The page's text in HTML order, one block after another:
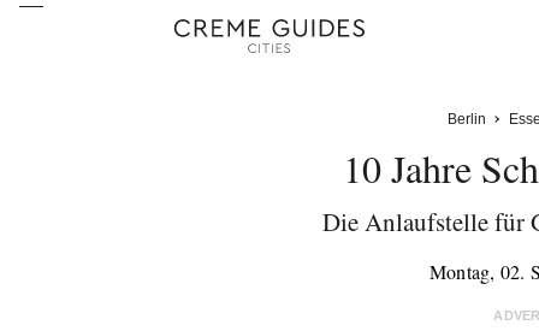
Berlin
10 Jahre
Die Anlaufstelle für
Montag, 02.